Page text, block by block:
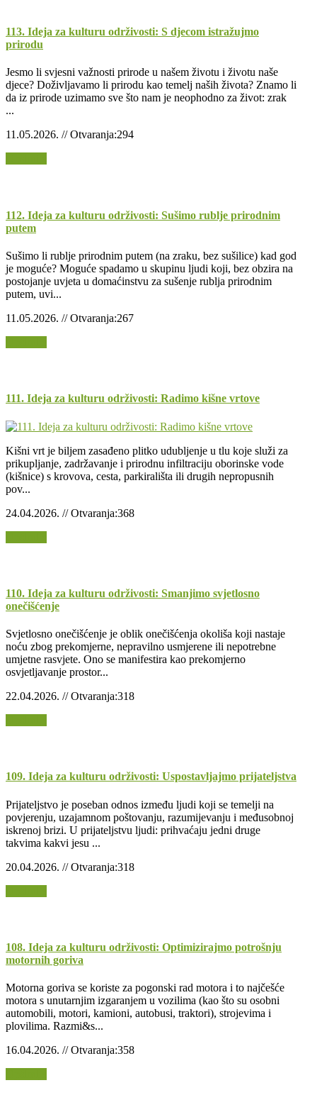
113. Ideja za kulturu održivosti: S djecom istražujmo
prirodu
Jesmo li svjesni važnosti prirode u našem životu i životu naše
djece? Doživljavamo li prirodu kao temelj naših života? Znamo li
da iz prirode uzimamo sve što nam je neophodno za život: zrak
...
11.05.2026. // Otvaranja:294
112. Ideja za kulturu održivosti: Sušimo rublje prirodnim
putem
Sušimo li rublje prirodnim putem (na zraku, bez sušilice) kad god
je moguće? Moguće spadamo u skupinu ljudi koji, bez obzira na
postojanje uvjeta u domaćinstvu za sušenje rublja prirodnim
putem, uvi...
11.05.2026. // Otvaranja:267
111. Ideja za kulturu održivosti: Radimo kišne vrtove
Kišni vrt je biljem zasađeno plitko udubljenje u tlu koje služi za
prikupljanje, zadržavanje i prirodnu infiltraciju oborinske vode
(kišnice) s krovova, cesta, parkirališta ili drugih nepropusnih
pov...
24.04.2026. // Otvaranja:368
110. Ideja za kulturu održivosti: Smanjimo svjetlosno
onečišćenje
Svjetlosno onečišćenje je oblik onečišćenja okoliša koji nastaje
noću zbog prekomjerne, nepravilno usmjerene ili nepotrebne
umjetne rasvjete. Ono se manifestira kao prekomjerno
osvjetljavanje prostor...
22.04.2026. // Otvaranja:318
109. Ideja za kulturu održivosti: Uspostavljajmo prijateljstva
Prijateljstvo je poseban odnos između ljudi koji se temelji na
povjerenju, uzajamnom poštovanju, razumijevanju i međusobnoj
iskrenoj brizi. U prijateljstvu ljudi: prihvaćaju jedni druge
takvima kakvi jesu ...
20.04.2026. // Otvaranja:318
108. Ideja za kulturu održivosti: Optimizirajmo potrošnju
motornih goriva
Motorna goriva se koriste za pogonski rad motora i to najčešće
motora s unutarnjim izgaranjem u vozilima (kao što su osobni
automobili, motori, kamioni, autobusi, traktori), strojevima i
plovilima. Razmi&s...
16.04.2026. // Otvaranja:358